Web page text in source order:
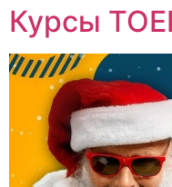
Курсы